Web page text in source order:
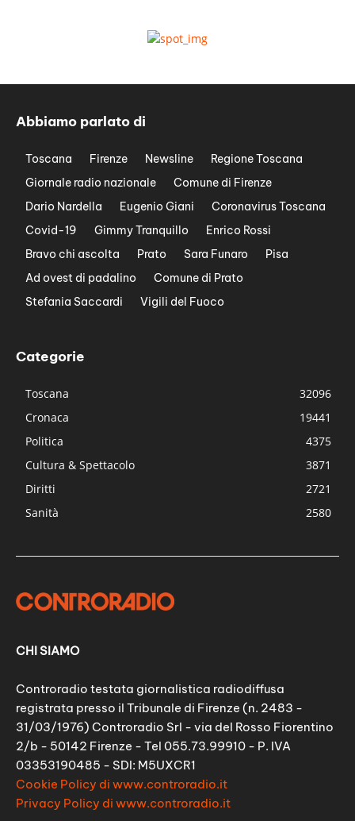
Abbiamo parlato di
Toscana Firenze Newsline
Regione Toscana
Giornale radio nazionale
Comune di Firenze
Dario Nardella
Eugenio Giani
Coronavirus Toscana
Covid-19
Gimmy Tranquillo
Enrico Rossi
Bravo chi ascolta
Prato Sara Funaro
Pisa
Ad ovest di padalino
Comune di Prato
Stefania Saccardi
Vigili del Fuoco
Categorie
Toscana
32096
Cronaca
19441
Politica
4375
Cultura & Spettacolo
3871
Diritti
2721
Sanità
2580
CHI SIAMO
Controradio testata giornalistica radiodiffusa
registrata presso il Tribunale di Firenze (n. 2483 -
31/03/1976) Controradio Srl - via del Rosso Fiorentino
2/b - 50142 Firenze - Tel 055.73.99910 - P. IVA
03353190485 - SDI: M5UXCR1
Cookie Policy di www.controradio.it
Privacy Policy di www.controradio.it